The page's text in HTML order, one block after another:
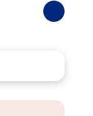
Photos
suivantes